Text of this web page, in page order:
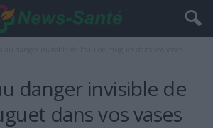
danger invisible de
dans vos vases